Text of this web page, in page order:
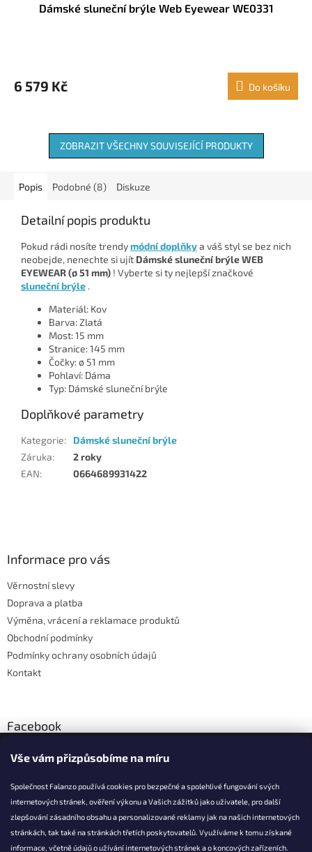
Vše vám přizpůsobíme na míru
Společnost Falanzo používá cookies pro bezpečné a spolehlivé fungování svých
internetových stránek, ověření výkonu a Vašich zážitků jako uživatele, pro další
zlepšování zásadního obsahu a personalizované reklamy jak na našich internetových
stránkách, tak také na stránkách třetích poskytovatelů. Využíváme k tomu získané
informace, včetně údajů o užívání internetových stránek a o koncových zařízeních.
Dámské sluneční brýle Web Eyewear WE0331
6 579 Kč Do košíku
ZOBRAZIT VŠECHNY SOUVISEJÍCÍ PRODUKTY
Popis Podobné (8) Diskuze
Detailní popis produktu
Pokud rádi nosíte trendymódní doplňkya váš styl se bez nich
neobejde, nenechte si ujít Dámské sluneční brýle WEB
EYEWEAR (ø 51 mm) ! Vyberte si ty nejlepší značkové
sluneční brýle .
Materiál: Kov
Barva: Zlatá
Most: 15 mm
Stranice: 145 mm
Čočky: ø 51 mm
Pohlaví: Dáma
Typ: Dámské sluneční brýle
Doplňkové parametry
Kategorie:
Dámské sluneční brýle
Záruka:
2 roky
EAN: 0664689931422
Informace pro vás
Věrnostní slevy
Doprava a platba
Výměna, vrácení a reklamace produktů
Obchodní podmínky
Podmínky ochrany osobních údajů
Kontakt
Facebook
KONTAKT
info@falanzo.cz